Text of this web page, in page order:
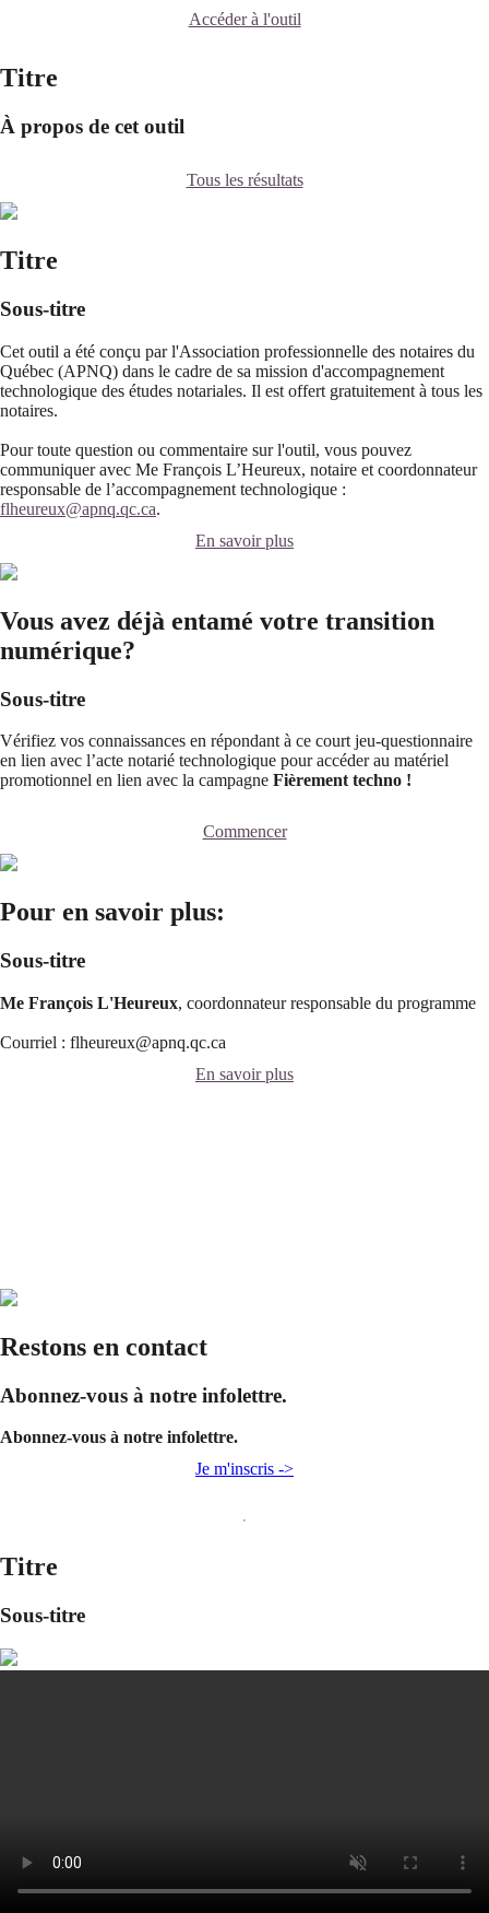
Accéder à l'outil
Titre
À propos de cet outil
Tous les résultats
Titre
Sous-titre
Cet outil a été conçu par l'Association professionnelle des notaires du
Québec (APNQ) dans le cadre de sa mission d'accompagnement
technologique des études notariales. Il est offert gratuitement à tous les
notaires.
Pour toute question ou commentaire sur l'outil, vous pouvez
communiquer avec Me François L’Heureux, notaire et coordonnateur
responsable de l’accompagnement technologique :
flheureux@apnq.qc.ca.
En savoir plus
Vous avez déjà entamé votre transition
numérique?
Sous-titre
Vérifiez vos connaissances en répondant à ce court jeu-questionnaire
en lien avec l’acte notarié technologique pour accéder au matériel
promotionnel en lien avec la campagne Fièrement techno !
Commencer
Pour en savoir plus:
Sous-titre
Me François L'Heureux, coordonnateur responsable du programme
Courriel : flheureux@apnq.qc.ca
En savoir plus
Restons en contact
Abonnez-vous à notre infolettre.
Abonnez-vous à notre infolettre.
Je m'inscris ->
Titre
Sous-titre